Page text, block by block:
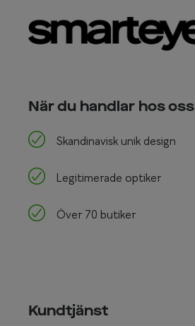
När du handlar hos oss
Skandinavisk unik design
Legitimerade optiker
Över 70 butiker
Kundtjänst